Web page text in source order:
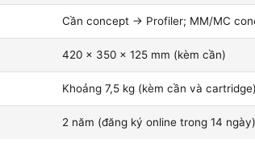
Cần concept → Profiler; MM/MC
420 × 350 × 125 mm (kèm cần)
Khoảng 7,5 kg (kèm cần và cartridge)
2 năm (đăng ký online trong 14 ngày)